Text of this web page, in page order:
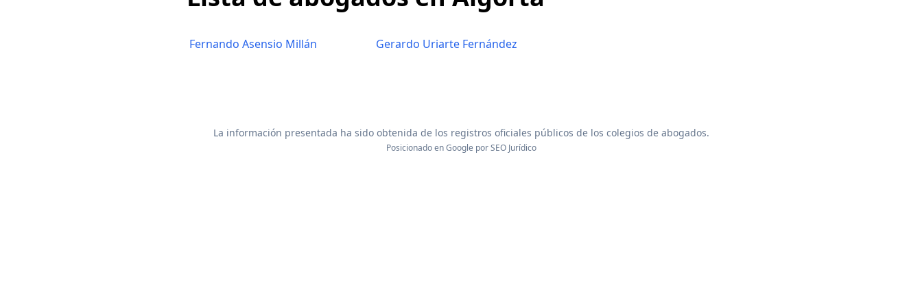
Fernando Asensio Millán Gerardo Uriarte Fernández
La información presentada ha sido obtenida de los registros oficiales públicos de los colegios de abogados.
Posicionado en Google porSEO Jurídico